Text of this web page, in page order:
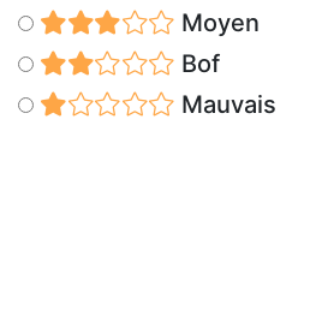
Moyen
Bof
Mauvais